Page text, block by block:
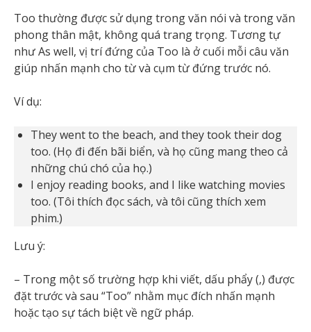
Too thường được sử dụng trong văn nói và trong văn
phong thân mật, không quá trang trọng. Tương tự
như As well, vị trí đứng của Too là ở cuối mỗi câu văn
giúp nhấn mạnh cho từ và cụm từ đứng trước nó.
Ví dụ:
They went to the beach, and they took their dog
too. (Họ đi đến bãi biển, và họ cũng mang theo cả
những chú chó của họ.)
I enjoy reading books, and I like watching movies
too. (Tôi thích đọc sách, và tôi cũng thích xem
phim.)
Lưu ý:
– Trong một số trường hợp khi viết, dấu phẩy (,) được
đặt trước và sau “Too” nhằm mục đích nhấn mạnh
hoặc tạo sự tách biệt về ngữ pháp.